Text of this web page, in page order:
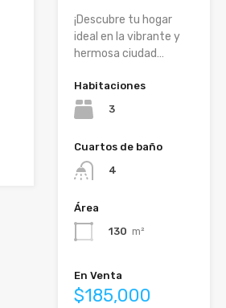
¡Descubre tu hogar
ideal en la vibrante y
hermosa ciudad…
Habitaciones
3
Cuartos de baño
4
Área
130 m²
En Venta
$185,000